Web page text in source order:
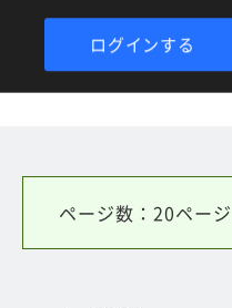
ログインする
ページ数：20ページ